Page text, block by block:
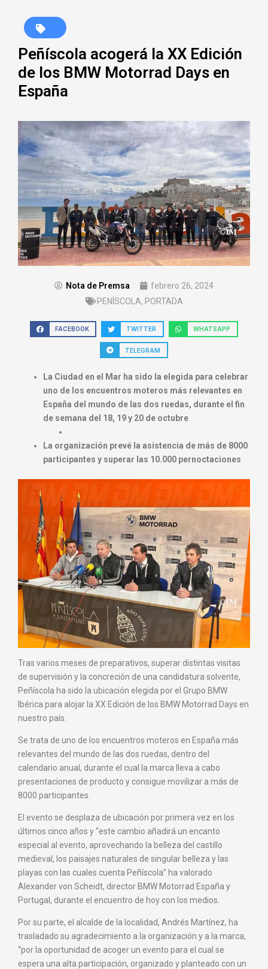
Peñíscola acogerá la XX Edición
de los BMW Motorrad Days en
España
Nota de Premsa
febrero 26, 2024
PENÍSCOLA, PORTADA
FACEBOOK TWITTER WHATSAPP
TELEGRAM
La Ciudad en el Mar ha sido la elegida para celebrar
uno de los encuentros moteros más relevantes en
España del mundo de las dos ruedas, durante el fin
de semana del 18, 19 y 20 de octubre
La organización prevé la asistencia de más de 8000
participantes y superar las 10.000 pernoctaciones
Tras varios meses de preparativos, superar distintas visitas
de supervisión y la concreción de una candidatura solvente,
Peñíscola ha sido la ubicación elegida por el Grupo BMW
Ibérica para alojar la XX Edición de los BMW Motorrad Days en
nuestro país.
Se trata de uno de los encuentros moteros en España más
relevantes del mundo de las dos ruedas, dentro del
calendario anual, durante el cual la marca lleva a cabo
presentaciones de producto y consigue movilizar a más de
8000 participantes.
El evento se desplaza de ubicación por primera vez en los
últimos cinco años y “este cambio añadirá un encanto
especial al evento, aprovechando la belleza del castillo
medieval, los paisajes naturales de singular belleza y las
playas con las cuales cuenta Peñíscola” ha valorado
Alexander von Scheidt, director BMW Motorrad España y
Portugal, durante el encuentro de hoy con los medios.
Por su parte, el alcalde de la localidad, Andrés Martínez, ha
trasladado su agradecimiento a la organización y a la marca,
“por la oportunidad de acoger un evento para el cual se
espera una alta participación, organizado y planteado con un